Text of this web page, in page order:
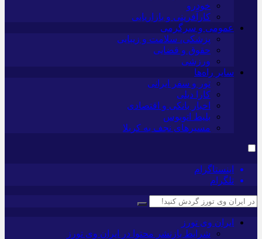
خودرو
کارآفرینی و بازاریابی
عمومی و سرگرمی
پزشکی، سلامت و زیبایی
حقوق و قضایی
ورزشی
سایر راه‌ها
تور و سفر ایرانی
کارا دیلی
اخبار بانکی و اقتصادی
بلیط اتوبوس
مسیرهای نجف به کربلا
اینستاگرام
تلگرام
ایران وی تورز
شرایط بازنشر محتوا در ایران وی تورز